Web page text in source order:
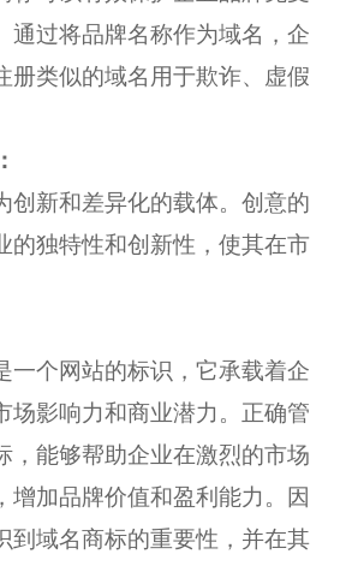
通过将品牌名称作为域名，企
册类似的域名用于欺诈、虚假
创新和差异化的载体。创意的
的独特性和创新性，使其在市
一个网站的标识，它承载着企
场影响力和商业潜力。正确管
，能够帮助企业在激烈的市场
增加品牌价值和盈利能力。因
到域名商标的重要性，并在其